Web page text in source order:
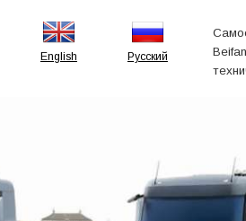
English Русский